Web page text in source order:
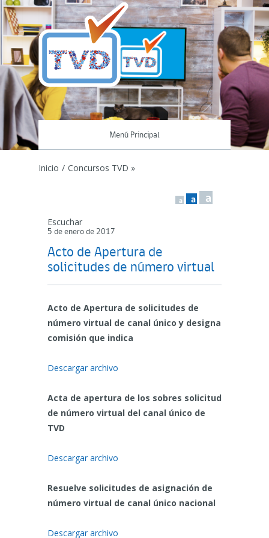
Menú Principal
Inicio / Concursos TVD »
a a a
Escuchar
5 de enero de 2017
Acto de Apertura de
solicitudes de número virtual
Acto de Apertura de solicitudes de
número virtual de canal único y designa
comisión que indica
Descargar archivo
Acta de apertura de los sobres solicitud
de número virtual del canal único de
TVD
Descargar archivo
Resuelve solicitudes de asignación de
número virtual de canal único nacional
Descargar archivo